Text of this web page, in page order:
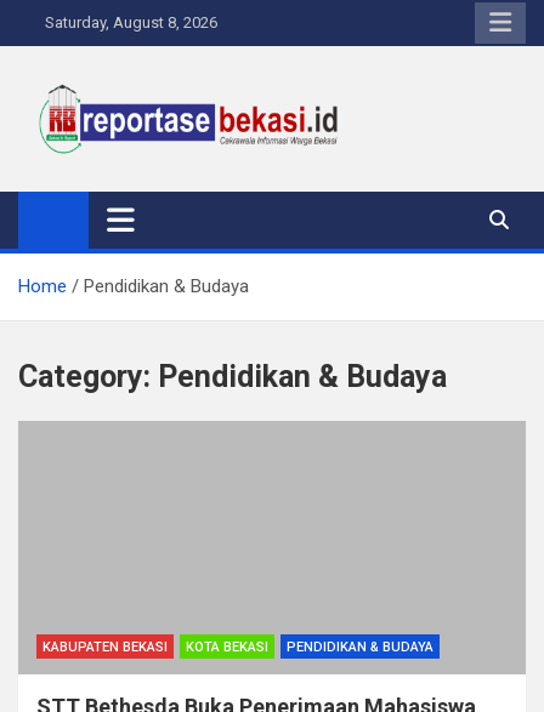
to
Saturday, August 8, 2026
Reportase Bekasi
Cakrawala Informasi Warga Bekasi
Home Pendidikan & Budaya
Category: Pendidikan & Budaya
KABUPATEN BEKASI KOTA BEKASI PENDIDIKAN & BUDAYA
STT Bethesda Buka Penerimaan Mahasiswa